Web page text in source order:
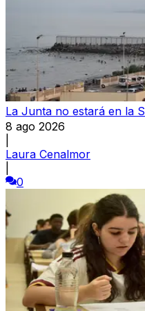
La Junta no estará en la
8 ago 2026
Laura Cenalmor
0